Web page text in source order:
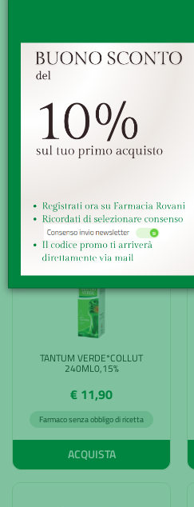
TANTUM VERDE GOLA*NEB
15ML0,25
ACQUISTA
TANTUM VERDE*COLLUT
240ML0,15%
€ 11,90
Farmaco senza obbligo di ricetta
ACQUISTA